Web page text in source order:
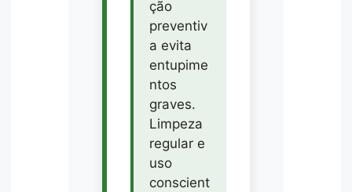
ção
preventiv
a evita
entupime
ntos
graves.
Limpeza
regular e
uso
conscient